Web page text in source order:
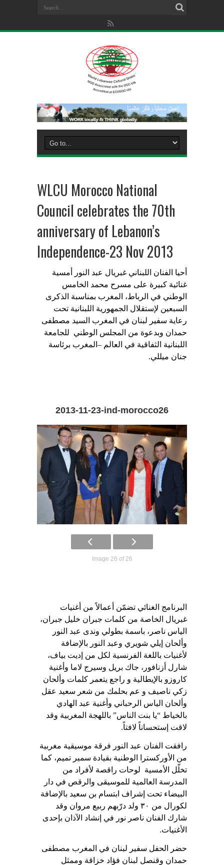
WLCU Morocco National
Council celebrates the 70th
anniversary of Lebanon’s
Independence-23 Nov 2013
أحيا الفنان اللبناني غبريال عبد النور أمسية
غنائية كبيرة على مسرح محمد الخامس
الوطني في الرباط، المغرب بمناسبة الذكرى
السبعين لإستقلال الجمهورية اللبنانية تحت
رعاية سفير لبنان في المغرب السيد مصطفى
حمدان وبدعوة من المجلس الوطني للجامعة
اللبنانية الثفاقية في العالم –المغرب برئاسة
جنان ميللي.
2013-11-23-ind-morocco26
Image 26 of 26
البرنامج الغنائي تضمّن أعمالاً من أغنيات
غبريال الخاصة من كلمات جبران خليل جبران،
الياس ناصر، باسمة بطولي وندى عبد النور
وألحان إيلي شويري وعبد النور بالإضافة
لأغنيات باللغة الفرنسية لكل من إديت بياف،
شارل أزنافور، جاك بريل وسيرج لاما وأغنية
كاروزو بالإيطالية و راجع يتعمر كلمات وألحان
زكي ناصيف و عم بحلمك من شعر سعيد عقل
وألحان الياس الرحباني وأغنية عبد الهادي
بالخياط “يا بنت الناس” باللهجة المغربية وقد
لاقت إستحساناً لافتاً.
رافقت الفنان عبد النور فرقة موسيقية مغربية
من الأوركسترا الوطنية بقيادة سمير تميم، كما
تخلّل الأمسية لوحات راقصة لأفراد من
المدرسة العالمية للموسيقى والرقص في دار
البيضاء تحت إشراف ابتسام بن سعيد بالإضافة
لكورال من ۳۰ ولد درّبهم ربيع مروان وقد
شارك الفنان ناصر نور في إنشاد الآذان بإحدى
الأغنيات.
حضر الحفل سفير لبنان في المغرب مصطفى
حمدان وقنصل لبنان فؤاد خزاقة وممثل